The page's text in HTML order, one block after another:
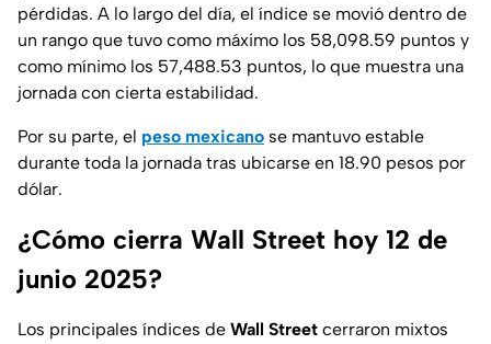
pérdidas. A lo largo del día, el índice se movió dentro de
un rango que tuvo como máximo los 58,098.59 puntos y
como mínimo los 57,488.53 puntos, lo que muestra una
jornada con cierta estabilidad.
Por su parte, el peso mexicano se mantuvo estable
durante toda la jornada tras ubicarse en 18.90 pesos por
dólar.
¿Cómo cierra Wall Street hoy 12 de
junio 2025?
Los principales índices de Wall Street cerraron mixtos